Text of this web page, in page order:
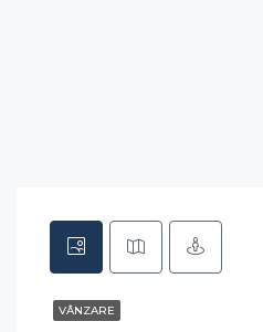
VÂNZARE